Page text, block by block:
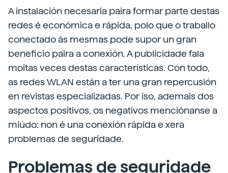
A instalación necesaria paira formar parte destas
redes é económica e rápida, polo que o traballo
conectado ás mesmas pode supor un gran
beneficio paira a conexión. A publicidade fala
moitas veces destas características. Con todo,
as redes WLAN están a ter una gran repercusión
en revistas especializadas. Por iso, ademais dos
aspectos positivos, os negativos menciónanse a
miúdo: non é una conexión rápida e xera
problemas de seguridade.
Problemas de seguridade